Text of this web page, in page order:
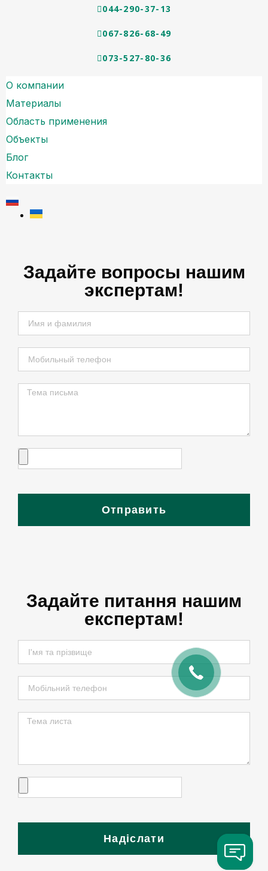
044-290-37-13
067-826-68-49
073-527-80-36
О компании
Материалы
Область применения
Объекты
Блог
Контакты
Задайте вопросы нашим
экспертам!
Отправить
Задайте питання нашим
експертам!
Надіслати